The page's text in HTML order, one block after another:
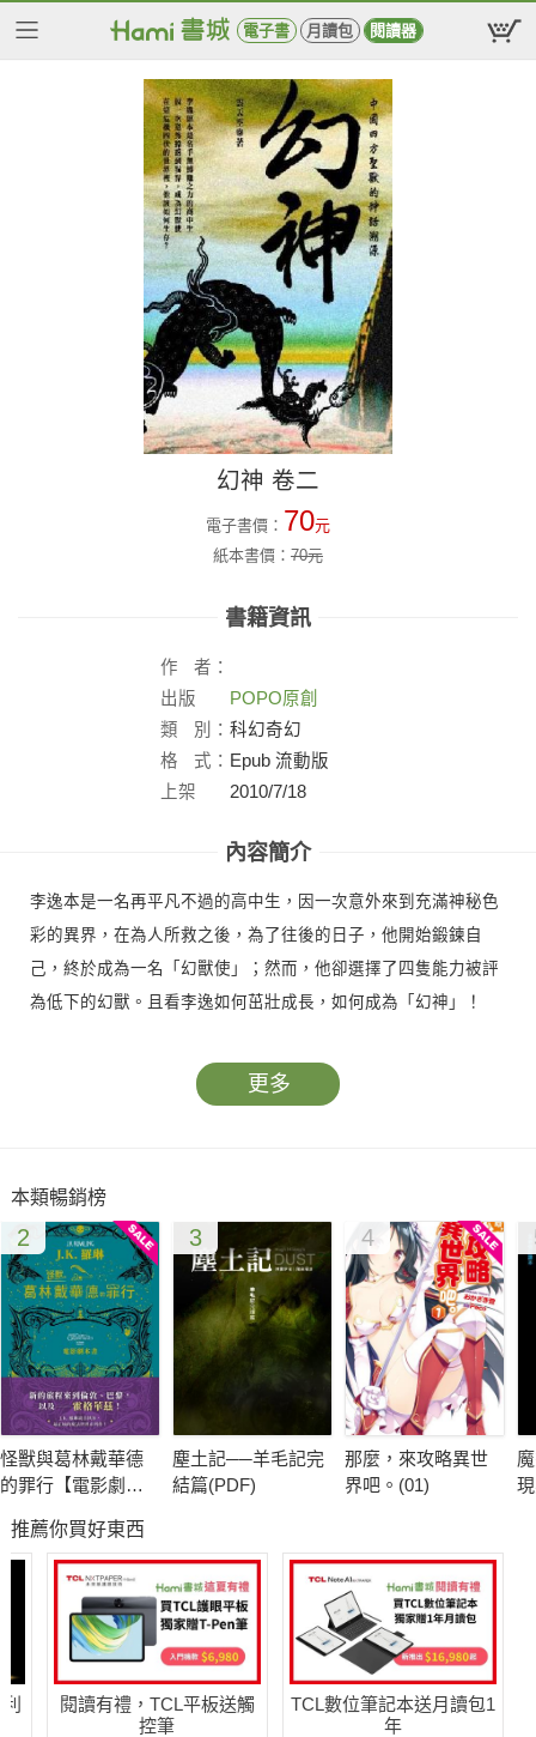
電子書 月讀包 閱讀器
幻神 卷二
電子書價： 70元
紙本書價： 70元
書籍資訊
作
者：
出版
社：
POPO原創
類
別： 科幻奇幻
格
式： Epub 流動版
上架
2010/7/18
內容簡介
李逸本是一名再平凡不過的高中生，因一次意外來到充滿神秘色
彩的異界，在為人所救之後，為了往後的日子，他開始鍛鍊自
己，終於成為一名「幻獸使」；然而，他卻選擇了四隻能力被評
為低下的幻獸。且看李逸如何茁壯成長，如何成為「幻神」！
更多
本類暢銷榜
2
怪獸與葛林戴華德
的罪行【電影劇本
3
塵土記──羊毛記完
結篇(PDF)
4
那麼，來攻略異世
界吧。(01)
推薦你買好東西
閱讀有禮，TCL平板送觸
控筆
TCL數位筆記本送月讀包1
年